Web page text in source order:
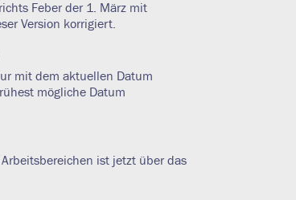
Feber der 1. März mit
Version korrigiert.
mit dem aktuellen Datum
mögliche Datum
ist jetzt über das